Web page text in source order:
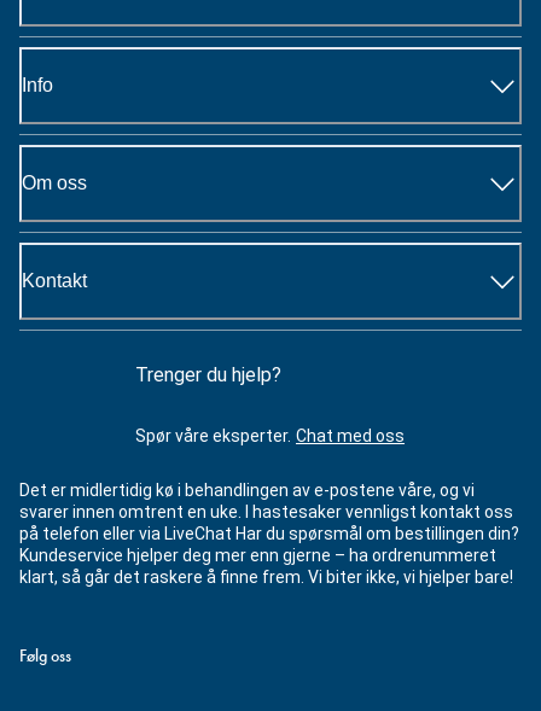
Info
Om oss
Kontakt
Trenger du hjelp?
Spør våre eksperter. Chat med oss
Det er midlertidig kø i behandlingen av e-postene våre, og vi
svarer innen omtrent en uke. I hastesaker vennligst kontakt oss
på telefon eller via LiveChat Har du spørsmål om bestillingen din?
Kundeservice hjelper deg mer enn gjerne – ha ordrenummeret
klart, så går det raskere å finne frem. Vi biter ikke, vi hjelper bare!
Følg oss